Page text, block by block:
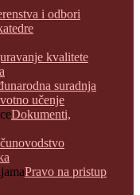
i odbori
kvalitete
suradnja
učenje
Dokumenti,
Pravo na pristup